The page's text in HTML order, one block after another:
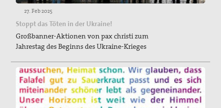
27. Feb 2025
Stoppt das Töten in der Ukraine!
Großbanner-Aktionen von pax christi zum
Jahrestag des Beginns des Ukraine-Krieges